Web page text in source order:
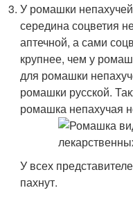
У ромашки
середина соцветия
аптечной, а сами
крупнее, чем у
для ромашки
ромашки русской.
ромашка непахучая
У всех
пахнут.